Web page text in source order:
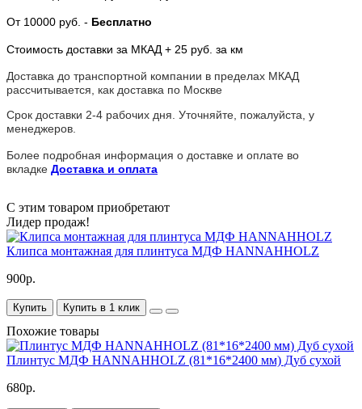
От 10000 руб. - Бесплатно
Стоимость доставки за МКАД + 25 руб. за км
Доставка до транспортной компании в пределах МКАД
рассчитывается, как доставка по Москве
Срок доставки 2-4 рабочих дня. Уточняйте, пожалуйста, у
менеджеров.
Более подробная информация о доставке и оплате во
вкладке Доставка и оплата
С этим товаром приобретают
Лидер продаж!
Клипса монтажная для плинтуса МДФ HANNAHHOLZ
900р.
Купить Купить в 1 клик
Похожие товары
Плинтус МДФ HANNAHHOLZ (81*16*2400 мм) Дуб сухой
680р.